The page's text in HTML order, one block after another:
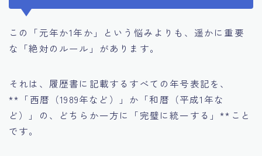
この「元年か1年か」という悩みよりも、遥かに重要
な「絶対のルール」があります。
それは、履歴書に記載するすべての年号表記を、
**「西暦（1989年など）」か「和暦（平成1年な
ど）」の、どちらか一方に「完璧に統一する」**こと
です。